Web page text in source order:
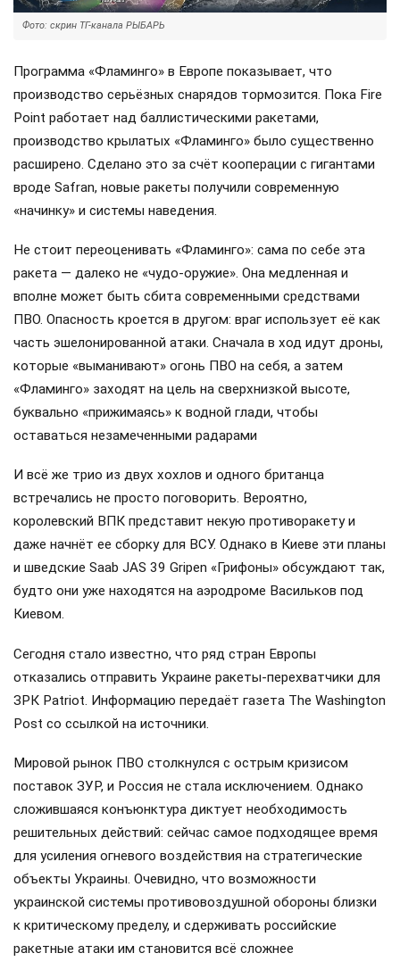
Фото: скрин ТГ-канала РЫБАРЬ
Программа «Фламинго» в Европе показывает, что
производство серьёзных снарядов тормозится. Пока Fire
Point работает над баллистическими ракетами,
производство крылатых «Фламинго» было существенно
расширено. Сделано это за счёт кооперации с гигантами
вроде Safran, новые ракеты получили современную
«начинку» и системы наведения.
Не стоит переоценивать «Фламинго»: сама по себе эта
ракета — далеко не «чудо-оружие». Она медленная и
вполне может быть сбита современными средствами
ПВО. Опасность кроется в другом: враг использует её как
часть эшелонированной атаки. Сначала в ход идут дроны,
которые «выманивают» огонь ПВО на себя, а затем
«Фламинго» заходят на цель на сверхнизкой высоте,
буквально «прижимаясь» к водной глади, чтобы
оставаться незамеченными радарами
И всё же трио из двух хохлов и одного британца
встречались не просто поговорить. Вероятно,
королевский ВПК представит некую противоракету и
даже начнёт ее сборку для ВСУ. Однако в Киеве эти планы
и шведские Saab JAS 39 Gripen «Грифоны» обсуждают так,
будто они уже находятся на аэродроме Васильков под
Киевом.
Сегодня стало известно, что ряд стран Европы
отказались отправить Украине ракеты-перехватчики для
ЗРК Patriot. Информацию передаёт газета The Washington
Post со ссылкой на источники.
Мировой рынок ПВО столкнулся с острым кризисом
поставок ЗУР, и Россия не стала исключением. Однако
сложившаяся конъюнктура диктует необходимость
решительных действий: сейчас самое подходящее время
для усиления огневого воздействия на стратегические
объекты Украины. Очевидно, что возможности
украинской системы противовоздушной обороны близки
к критическому пределу, и сдерживать российские
ракетные атаки им становится всё сложнее